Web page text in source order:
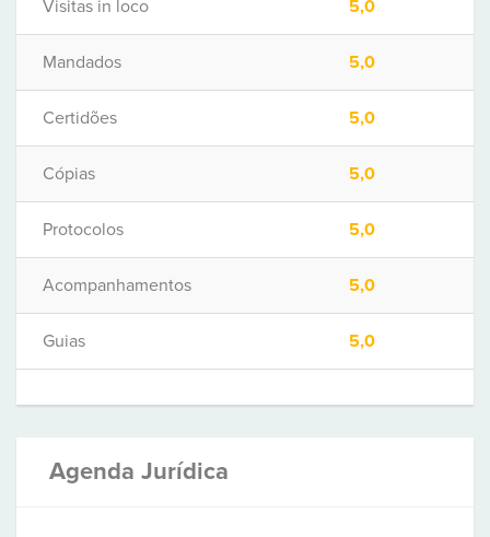
Visitas in loco 5,0
Mandados 5,0
Certidões 5,0
Cópias 5,0
Protocolos 5,0
Acompanhamentos 5,0
Guias 5,0
Agenda Jurídica